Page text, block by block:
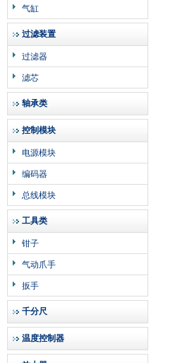
气缸
过滤装置
过滤器
滤芯
轴承类
控制模块
电源模块
编码器
总线模块
工具类
钳子
气动爪手
扳手
千分尺
温度控制器